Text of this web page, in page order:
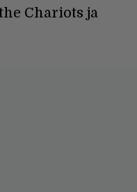
Chariots ja